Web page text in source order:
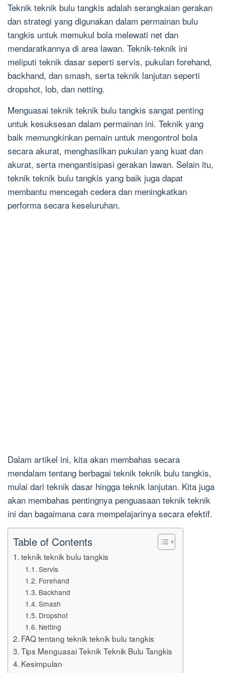
Teknik teknik bulu tangkis adalah serangkaian gerakan
dan strategi yang digunakan dalam permainan bulu
tangkis untuk memukul bola melewati net dan
mendaratkannya di area lawan. Teknik-teknik ini
meliputi teknik dasar seperti servis, pukulan forehand,
backhand, dan smash, serta teknik lanjutan seperti
dropshot, lob, dan netting.
Menguasai teknik teknik bulu tangkis sangat penting
untuk kesuksesan dalam permainan ini. Teknik yang
baik memungkinkan pemain untuk mengontrol bola
secara akurat, menghasilkan pukulan yang kuat dan
akurat, serta mengantisipasi gerakan lawan. Selain itu,
teknik teknik bulu tangkis yang baik juga dapat
membantu mencegah cedera dan meningkatkan
performa secara keseluruhan.
Dalam artikel ini, kita akan membahas secara
mendalam tentang berbagai teknik teknik bulu tangkis,
mulai dari teknik dasar hingga teknik lanjutan. Kita juga
akan membahas pentingnya penguasaan teknik teknik
ini dan bagaimana cara mempelajarinya secara efektif.
Table of Contents
teknik teknik bulu tangkis
Servis
Forehand
Backhand
Smash
Dropshot
Netting
FAQ tentang teknik teknik bulu tangkis
Tips Menguasai Teknik Teknik Bulu Tangkis
Kesimpulan